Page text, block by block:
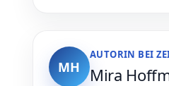
MH
AUTORIN BEI
Mira